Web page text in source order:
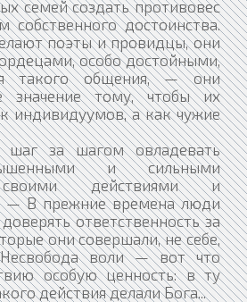
семей создать противовес
собственного достоинства.
поэты и провидцы, они
особо достойными,
такого общения, — они
значение тому, чтобы их
индивидуумов, а как чужие
за шагом овладевать
и сильными
своими действиями и
— В прежние времена люди
ответственность за
они совершали, не себе,
воли — вот что
особую ценность: в ту
действия делали Бога...